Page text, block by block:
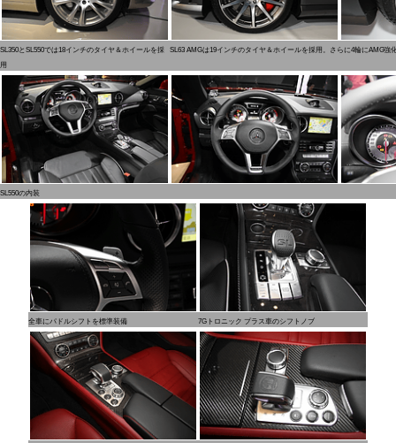
SL350とSL550では18インチのタイヤ＆ホイールを採
用
SL63 AMGは19インチのタイヤ＆ホイールを採用。さらに4輪にAMG強
SL550の内装
全車にパドルシフトを標準装備 7Gトロニック プラス車のシフトノブ